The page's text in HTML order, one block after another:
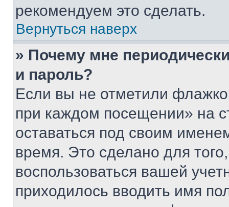
рекомендуем это сделать.
Вернуться наверх
» Почему мне
и пароль?
Если вы не отметили
при каждом посещении» на
оставаться под своим
время. Это сделано для
воспользоваться вашей
приходилось вводить имя